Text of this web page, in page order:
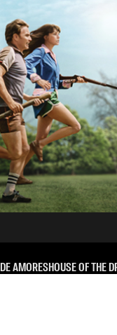
AMORESHOUSE OF THE